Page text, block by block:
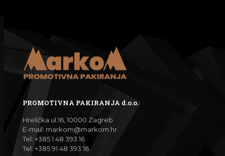
PROMOTIVNA PAKIRANJA d.o.o.
Hrelička ul.16, 10000 Zagreb
E-mail: markom@markom.hr
Tel: +385 1 48 393 16
Tel:+385 91 48 393 16